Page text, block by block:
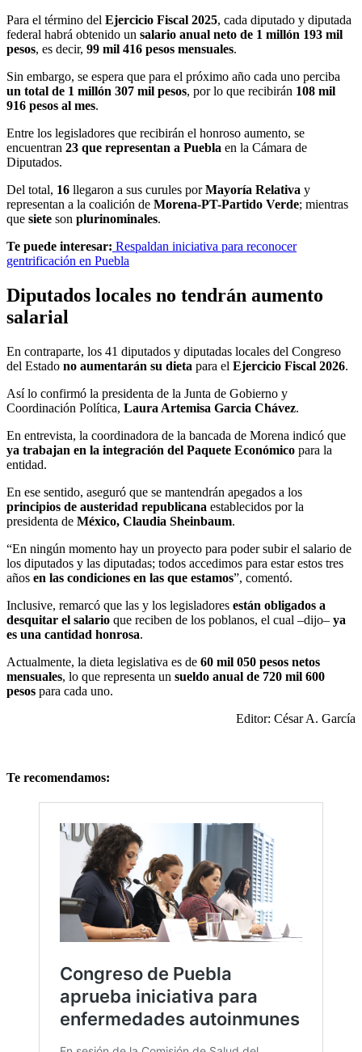
Para el término del Ejercicio Fiscal 2025, cada diputado y diputada
federal habrá obtenido un salario anual neto de 1 millón 193 mil
pesos, es decir, 99 mil 416 pesos mensuales.
Sin embargo, se espera que para el próximo año cada uno perciba
un total de 1 millón 307 mil pesos, por lo que recibirán 108 mil
916 pesos al mes.
Entre los legisladores que recibirán el honroso aumento, se
encuentran 23 que representan a Puebla en la Cámara de
Diputados.
Del total, 16 llegaron a sus curules porMayoría Relativa y
representan a la coalición de Morena-PT-Partido Verde; mientras
que siete son plurinominales.
Te puede interesar: Respaldan iniciativa para reconocer
gentrificación en Puebla
Diputados locales no tendrán aumento
salarial
En contraparte, los 41 diputados y diputadas locales del Congreso
del Estado no aumentarán su dieta para el Ejercicio Fiscal 2026.
Así lo confirmó la presidenta de la Junta de Gobierno y
Coordinación Política, Laura Artemisa Garcia Chávez.
En entrevista, la coordinadora de la bancada de Morena indicó que
ya trabajan en la integración del Paquete Económico para la
entidad.
En ese sentido, aseguró que se mantendrán apegados a los
principios de austeridad republicana establecidos por la
presidenta de México, Claudia Sheinbaum.
“En ningún momento hay un proyecto para poder subir el salario de
los diputados y las diputadas; todos accedimos para estar estos tres
años en las condiciones en las que estamos”, comentó.
Inclusive, remarcó que las y los legisladores están obligados a
desquitar el salario que reciben de los poblanos, el cual –dijo– ya
es una cantidad honrosa.
Actualmente, la dieta legislativa es de 60 mil 050 pesos netos
mensuales, lo que representa un sueldo anual de 720 mil 600
pesos para cada uno.
Editor: César A. García
Te recomendamos: